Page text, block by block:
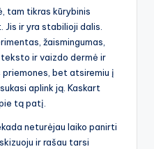
tam tikras kūrybinis
Jis ir yra stabilioji dalis.
žaismingumas,
ir vaizdo dermė ir
bet atsiremiu į
aplink ją. Kaskart
tą patį.
neturėjau laiko panirti
ir rašau tarsi